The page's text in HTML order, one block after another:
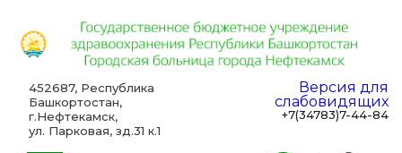
452687, Республика
Башкортостан,
г.Нефтекамск,
ул. Парковая, зд.31 к.1
Версия для
слабовидящих
+7(34783)7-44-84